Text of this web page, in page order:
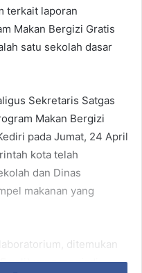
terkait laporan
Makan Bergizi Gratis
satu sekolah dasar
Sekretaris Satgas
Makan Bergizi
pada Jumat, 24 April
kota telah
dan Dinas
makanan yang
ditemukan
yang menjadi